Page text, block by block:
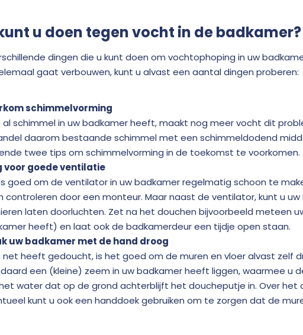
u doen tegen vocht in de badkamer?
dingen die u kunt doen om vochtophoping in uw
gaat verbouwen, kunt u alvast een aantal dingen proberen:
schimmelvorming
al schimmel in uw badkamer heeft, maakt nog meer vocht dit
daarom bestaande schimmel met een schimmeldodend
twee tips om schimmelvorming in de toekomst te voorkomen.
voor goede ventilatie
goed om de ventilator in uw badkamer regelmatig schoon te
controleren door een monteur. Maar naast de ventilator, kunt u
laten doorluchten. Zet na het douchen bijvoorbeeld meteen
heeft) en laat ook de badkamerdeur een tijdje open staan.
uw badkamer met de hand droog
net heeft gedoucht, is het goed om de muren en vloer alvast zelf
een (kleine) zeem in uw badkamer heeft liggen, waarmee u
water dat op de grond achterblijft het doucheputje in. Over het
kunt u ook een handdoek gebruiken om te zorgen dat de